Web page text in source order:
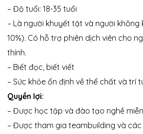
– Độ tuổi: 18-35 tuổi
– Là người khuyết tật và người
10%). Có hỗ trợ phiên dịch viên cho
thính.
– Biết đọc, biết viết
– Sức khỏe ổn định về thể chất và trí
Quyền lợi:
– Được học tập và đào tạo nghề
– Được tham gia teambuilding và